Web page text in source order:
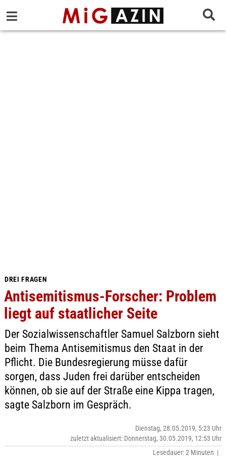
DREI FRAGEN
Antisemitismus-Forscher: Problem
liegt auf staatlicher Seite
Der Sozialwissenschaftler Samuel Salzborn sieht
beim Thema Antisemitismus den Staat in der
Pflicht. Die Bundesregierung müsse dafür
sorgen, dass Juden frei darüber entscheiden
können, ob sie auf der Straße eine Kippa tragen,
sagte Salzborn im Gespräch.
Dienstag, 28.05.2019, 5:23 Uhr
zuletzt aktualisiert: Donnerstag, 30.05.2019, 12:53 Uhr
Lesedauer: 2 Minuten |